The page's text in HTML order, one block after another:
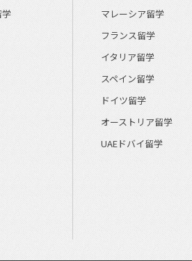
マレーシア留学
フランス留学
イタリア留学
スペイン留学
ドイツ留学
オーストリア留学
UAEドバイ留学